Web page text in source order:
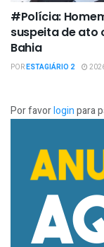
#Polícia:
suspeita de ato
Bahia
PORESTAGIÁRIO 2
Por favorloginpara